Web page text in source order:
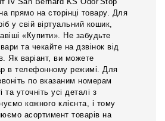
прямо на сторінці товару. Для
у свій віртуальний кошик,
«Купити». Не забудьте
та чекайте на дзвінок від
Як варіант, ви можете
в телефонному режимі. Для
по вказаним номерам
уточніть усі деталі з
кожного клієнта, і тому
асортимент товарів на